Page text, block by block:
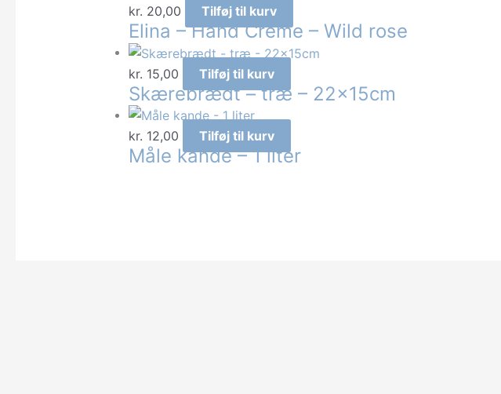
kr. 20,00 Tilføj til kurv
Elina – Hånd Creme – Wild rose
kr. 15,00 Tilføj til kurv
Skærebrædt – træ – 22x15cm
kr. 12,00 Tilføj til kurv
Måle kande – 1 liter